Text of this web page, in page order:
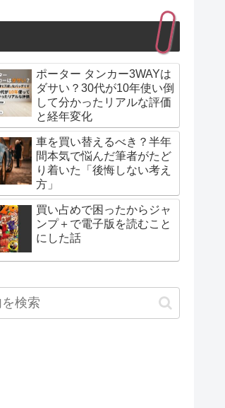
ポーター タンカー3WAYは
ダサい？30代が10年使い倒
して分かったリアルな評価
と経年変化
車を買い替えるべき？半年
間本気で悩んだ筆者がたど
り着いた「後悔しない考え
方」
買い占めで困ったからジャ
ンプ＋で電子版を読むこと
にした話